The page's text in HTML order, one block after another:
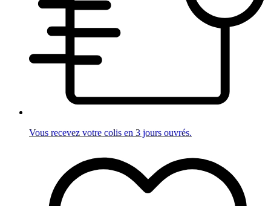
Vous recevez votre colis en 3 jours ouvrés.